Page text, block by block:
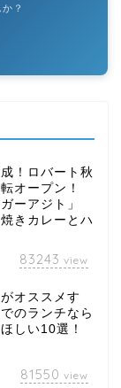
？
！ロバート秋
オープン！
ーアジト」
きカレーとハ
83243 view
オススメす
のランチなら
しい10選！
81550 view